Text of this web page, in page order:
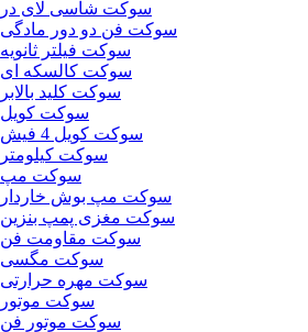
سوکت شاسی لای در
سوکت فن دو دور مادگی
سوکت فیلتر ثانویه
سوکت کالسکه ای
سوکت کلید بالابر
سوکت کویل
سوکت کویل 4 فیش
سوکت کیلومتر
سوکت مپ
سوکت مپ بوش خاردار
سوکت مغزی پمپ بنزین
سوکت مقاومت فن
سوکت مگسی
سوکت مهره حرارتی
سوکت موتور
سوکت موتور فن